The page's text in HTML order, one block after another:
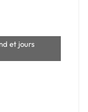
et jours